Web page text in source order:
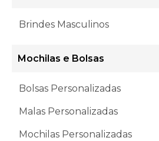
Brindes Masculinos
Mochilas e Bolsas
Bolsas Personalizadas
Malas Personalizadas
Mochilas Personalizadas